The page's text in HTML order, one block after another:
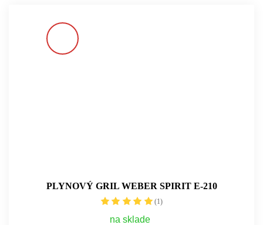
PLYNOVÝ GRIL WEBER SPIRIT E-210
(1)
na sklade